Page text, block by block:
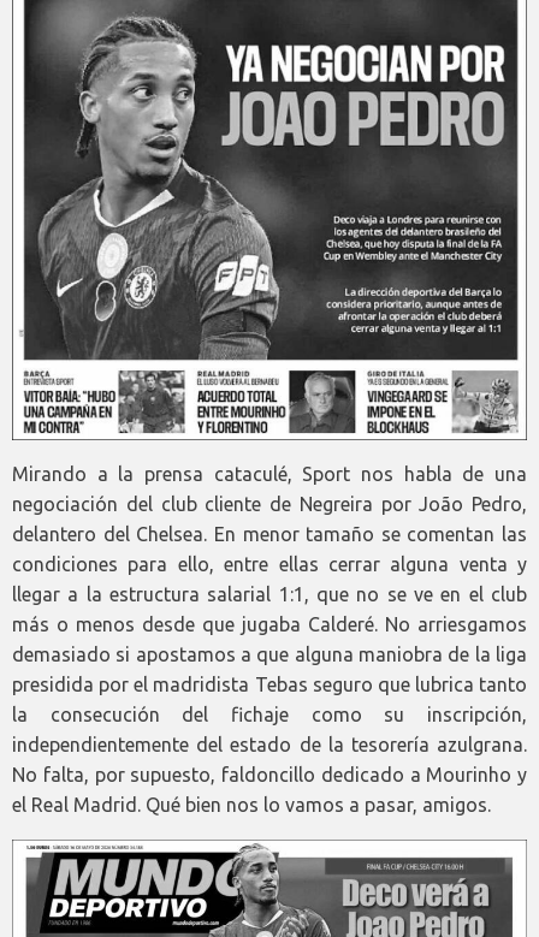
Mirando a la prensa cataculé, Sport nos habla de una
negociación del club cliente de Negreira por João Pedro,
delantero del Chelsea. En menor tamaño se comentan las
condiciones para ello, entre ellas cerrar alguna venta y
llegar a la estructura salarial 1:1, que no se ve en el club
más o menos desde que jugaba Calderé. No arriesgamos
demasiado si apostamos a que alguna maniobra de la liga
presidida por el madridista Tebas seguro que lubrica tanto
la consecución del fichaje como su inscripción,
independientemente del estado de la tesorería azulgrana.
No falta, por supuesto, faldoncillo dedicado a Mourinho y
el Real Madrid. Qué bien nos lo vamos a pasar, amigos.